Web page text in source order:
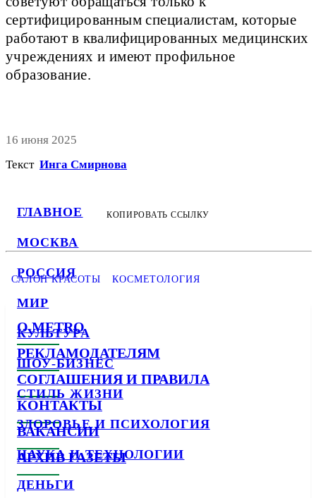
ГЛАВНОЕ
МОСКВА
РОССИЯ
МИР
КУЛЬТУРА
ШОУ-БИЗНЕС
СТИЛЬ ЖИЗНИ
ЗДОРОВЬЕ И ПСИХОЛОГИЯ
НАУКА И ТЕХНОЛОГИИ
ДЕНЬГИ
сертифицированным специалистам, которые
работают в квалифицированных медицинских
учреждениях и имеют профильное
образование.
16 июня 2025
Текст Инга Смирнова
КОПИРОВАТЬ ССЫЛКУ
САЛОН КРАСОТЫ КОСМЕТОЛОГИЯ
О METRO
РЕКЛАМОДАТЕЛЯМ
СОГЛАШЕНИЯ И ПРАВИЛА
КОНТАКТЫ
ВАКАНСИИ
АРХИВ ГАЗЕТЫ